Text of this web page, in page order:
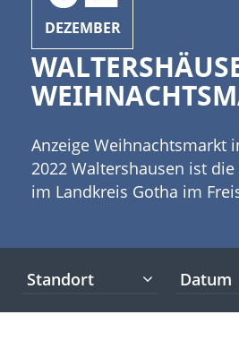
DEZEMBER
Anzeige Weihnachtsmarkt
2022 Waltershausen ist
im Landkreis Gotha im
width="300"] Copyright:
Fotolia[/caption] Der
Standort